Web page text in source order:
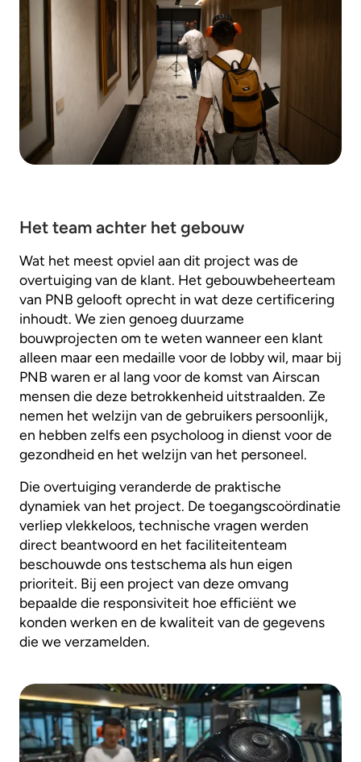
Het team achter het gebouw
Wat het meest opviel aan dit project was de
overtuiging van de klant. Het gebouwbeheerteam
van PNB gelooft oprecht in wat deze certificering
inhoudt. We zien genoeg duurzame
bouwprojecten om te weten wanneer een klant
alleen maar een medaille voor de lobby wil, maar bij
PNB waren er al lang voor de komst van Airscan
mensen die deze betrokkenheid uitstraalden. Ze
nemen het welzijn van de gebruikers persoonlijk,
en hebben zelfs een psycholoog in dienst voor de
gezondheid en het welzijn van het personeel.
Die overtuiging veranderde de praktische
dynamiek van het project. De toegangscoördinatie
verliep vlekkeloos, technische vragen werden
direct beantwoord en het faciliteitenteam
beschouwde ons testschema als hun eigen
prioriteit. Bij een project van deze omvang
bepaalde die responsiviteit hoe efficiënt we
konden werken en de kwaliteit van de gegevens
die we verzamelden.